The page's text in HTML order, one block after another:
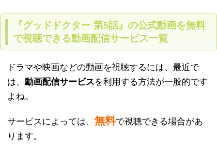
『グッドドクター 第5話』の公式動画を無料
で視聴できる動画配信サービス一覧
ドラマや映画などの動画を視聴するには、最近で
は、 動画配信サービスを利用する方法が一般的です
よね。
サービスによっては、 無料で視聴できる場合があ
ります。